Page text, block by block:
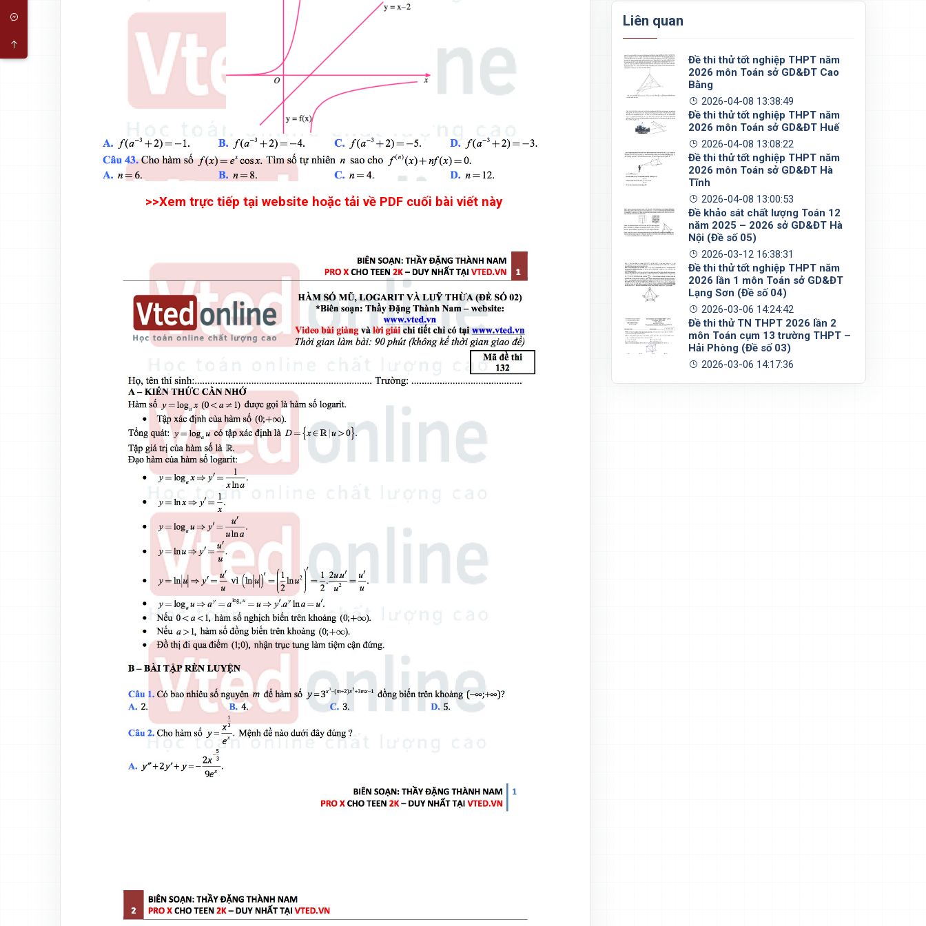
>>Xem trực tiếp tại website hoặc tải về PDF cuối bài viết này
Liên quan
Đề thi thử tốt nghiệp THPT năm
2026 môn Toán sở GD&ĐT Cao
Bằng
2026-04-08 13:38:49
Đề thi thử tốt nghiệp THPT năm
2026 môn Toán sở GD&ĐT Huế
2026-04-08 13:08:22
Đề thi thử tốt nghiệp THPT năm
2026 môn Toán sở GD&ĐT Hà
Tĩnh
2026-04-08 13:00:53
Đề khảo sát chất lượng Toán 12
năm 2025 – 2026 sở GD&ĐT Hà
Nội (Đề số 05)
2026-03-12 16:38:31
Đề thi thử tốt nghiệp THPT năm
2026 lần 1 môn Toán sở GD&ĐT
Lạng Sơn (Đề số 04)
2026-03-06 14:24:42
Đề thi thử TN THPT 2026 lần 2
môn Toán cụm 13 trường THPT –
Hải Phòng (Đề số 03)
2026-03-06 14:17:36